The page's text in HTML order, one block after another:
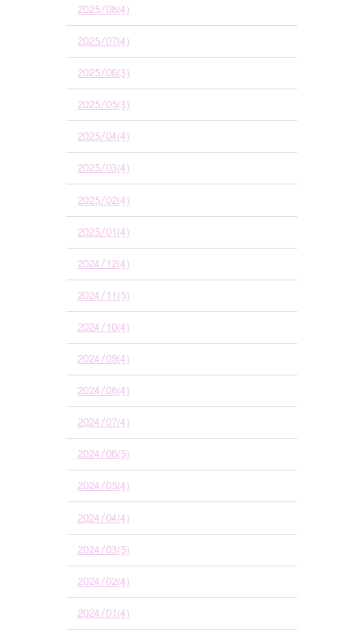
2025/08(4)
2025/07(4)
2025/06(3)
2025/05(3)
2025/04(4)
2025/03(4)
2025/02(4)
2025/01(4)
2024/12(4)
2024/11(5)
2024/10(4)
2024/09(4)
2024/08(4)
2024/07(4)
2024/06(5)
2024/05(4)
2024/04(4)
2024/03(5)
2024/02(4)
2024/01(4)